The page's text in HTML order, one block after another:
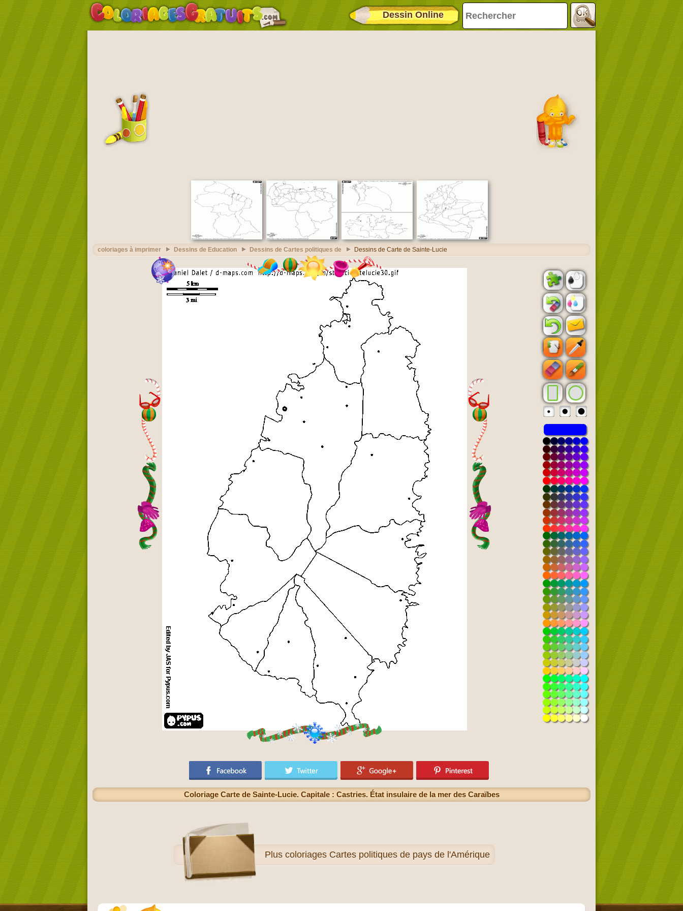
Dessin Online
coloriages à imprimer Dessins de Education Dessins de Cartes politiques de Dessins de Carte de Sainte-Lucie
Coloriage Carte de Sainte-Lucie. Capitale : Castries. État insulaire de la mer des Caraïbes
Plus coloriages Cartes politiques de pays de l'Amérique